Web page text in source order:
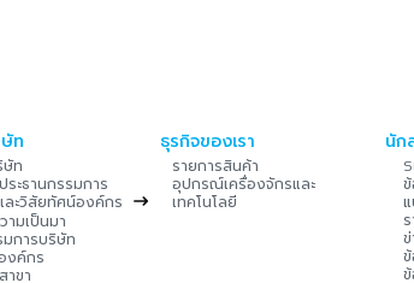
ท
ท
ระธานกรรมการ
ะวิสัยทัศน์องค์กร
ามเป็นมา
การบริษัท
งค์กร
าขา
ธุรกิจของเรา
รายการสินค้า
อุปกรณ์เครื่องจักรและ
เทคโนโลยี
นัก